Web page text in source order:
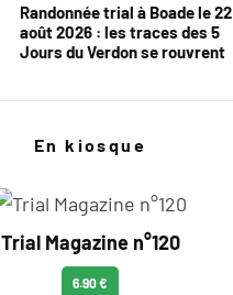
Randonnée trial à Boade le 22
août 2026 : les traces des 5
Jours du Verdon se rouvrent
En kiosque
Trial Magazine n°120
6.90 €